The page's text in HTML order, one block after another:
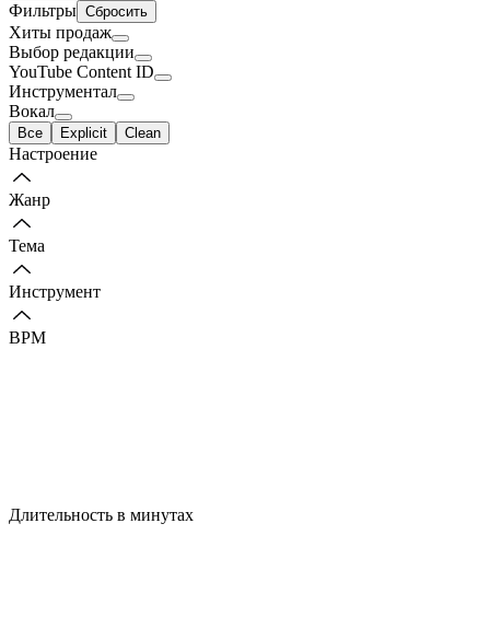
Фильтры Сбросить
Хиты продаж
Выбор редакции
YouTube Content ID
Инструментал
Вокал
Все Explicit Clean
Настроение
Жанр
Тема
Инструмент
BPM
Длительность в минутах